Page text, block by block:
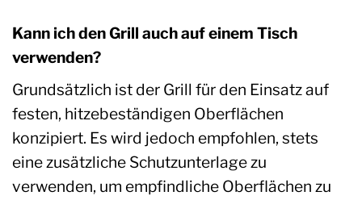
Kann ich den Grill auch auf einem Tisch
verwenden?
Grundsätzlich ist der Grill für den Einsatz auf
festen, hitzebeständigen Oberflächen
konzipiert. Es wird jedoch empfohlen, stets
eine zusätzliche Schutzunterlage zu
verwenden, um empfindliche Oberflächen zu